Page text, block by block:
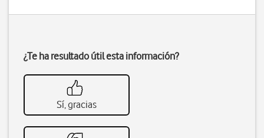
¿Te ha resultado útil esta información?
Sí, gracias